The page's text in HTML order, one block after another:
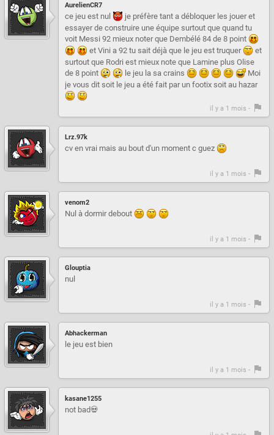
AurelienCR7
ce jeu est nul
je préfère tant a débloquer les jouer et
essayer de construire une équipe surtout que quand tu
voit Messi 92 mieux noter que Dembélé 84 de 8 point
et Vini a 92 tu sait déjà que le jeu est truquer
et
surtout que Rodri est mieux note que Lamine plus Olise
de 8 point
le jeu la sa crains
Moi
je vous dit soit le jeu a été fait par un footix soit au hazar
il y a 1 mois -
Lrz.97k
cv en vrai mais au bout d'un moment c guez
il y a 1 mois -
venom2
Nul à dormir debout
il y a 1 mois -
Glouptia
nul
il y a 1 mois -
Abhackerman
le jeu est bien
il y a 1 mois -
kasane1255
not bad💀